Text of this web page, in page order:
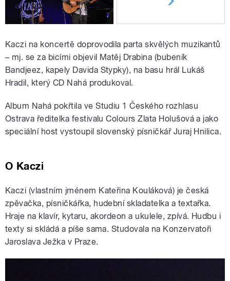
Kaczi na koncertě doprovodila parta skvělých muzikantů
– mj. se za bicími objevil Matěj Drabina (bubeník
Bandjeez, kapely Davida Stypky), na basu hrál Lukáš
Hradil, který CD Nahá produkoval.
Album Nahá pokřtila ve Studiu 1 Českého rozhlasu
Ostrava ředitelka festivalu Colours Zlata Holušová a jako
speciální host vystoupil slovenský písničkář Juraj Hnilica.
O Kaczi
Kaczi (vlastním jménem Kateřina Kouláková) je česká
zpěvačka, písničkářka, hudební skladatelka a textařka.
Hraje na klavír, kytaru, akordeon a ukulele, zpívá. Hudbu i
texty si skládá a píše sama. Studovala na Konzervatoři
Jaroslava Ježka v Praze.